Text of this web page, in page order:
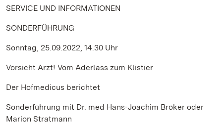
SERVICE UND INFORMATIONEN
SONDERFÜHRUNG
Sonntag, 25.09.2022, 14.30 Uhr
Vorsicht Arzt! Vom Aderlass zum Klistier
Der Hofmedicus berichtet
Sonderführung mit Dr. med Hans-Joachim Bröker oder
Marion Stratmann